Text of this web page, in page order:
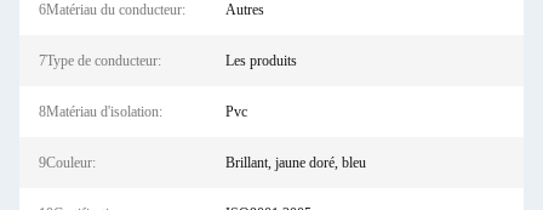
6Matériau du conducteur: Autres
7Type de conducteur: Les produits
8Matériau d'isolation: Pvc
9Couleur: Brillant, jaune doré, bleu